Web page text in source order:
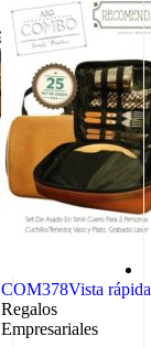
COM378Vista rápida
Regalos
Empresariales